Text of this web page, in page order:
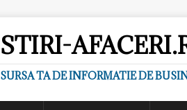
STIRI-
SURSA TA DE INFORMATIE DE